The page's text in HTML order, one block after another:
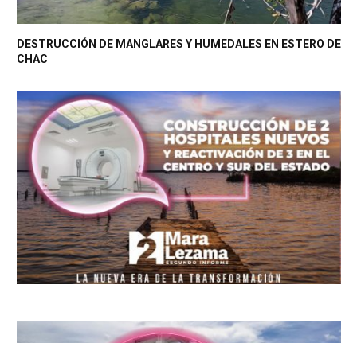
DESTRUCCIÓN DE MANGLARES Y HUMEDALES EN ESTERO DE
CHAC